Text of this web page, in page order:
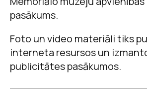
pasākums.
Foto un video materiāli tiks
interneta resursos un
publicitātes pasākumos.